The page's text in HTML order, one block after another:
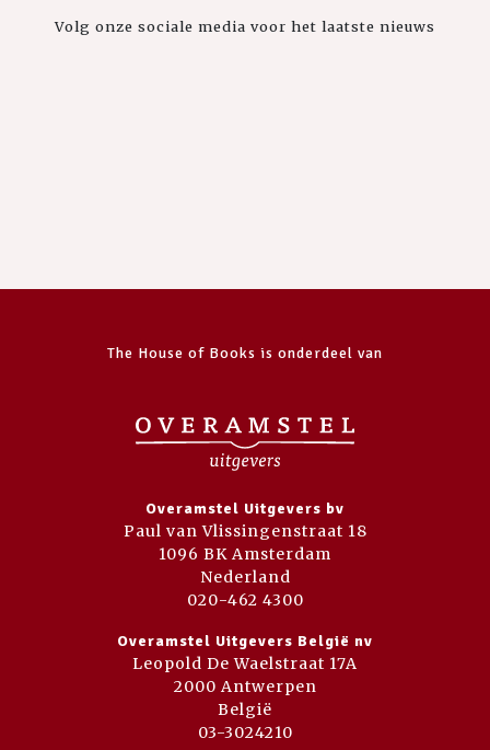
Volg onze sociale media voor het laatste nieuws
The House of Books is onderdeel van
Overamstel Uitgevers bv
Paul van Vlissingenstraat 18
1096 BK Amsterdam
Nederland
020-462 4300
Overamstel Uitgevers België nv
Leopold De Waelstraat 17A
2000 Antwerpen
België
03-3024210